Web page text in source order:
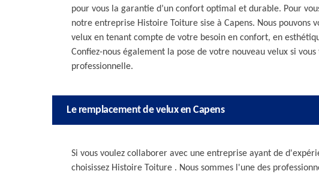
pour vous la garantie d’un confort optimal et durable. Pour
notre entreprise Histoire Toiture sise à Capens. Nous pouvons
velux en tenant compte de votre besoin en confort, en
Confiez-nous également la pose de votre nouveau velux si
professionnelle.
Le remplacement de velux en Capens
Si vous voulez collaborer avec une entreprise ayant de
choisissez Histoire Toiture . Nous sommes l'une des